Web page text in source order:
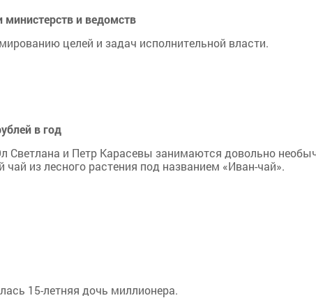
и ведомств
целей и задач исполнительной власти.
в год
Светлана и Петр Карасевы занимаются довольно
из лесного растения под названием «Иван-чай».
15-летняя дочь миллионера.